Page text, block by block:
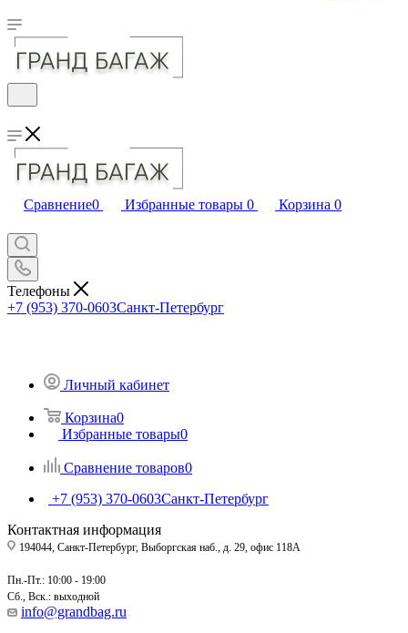
Сравнение0 Избранные товары 0 Корзина 0
Телефоны
+7 (953) 370-0603Санкт-Петербург
Личный кабинет
Корзина0
Избранные товары0
Сравнение товаров0
+7 (953) 370-0603Санкт-Петербург
Контактная информация
194044, Санкт-Петербург, Выборгская наб., д. 29, офис 118А
Пн.-Пт.: 10:00 - 19:00
Сб., Вск.: выходной
info@grandbag.ru